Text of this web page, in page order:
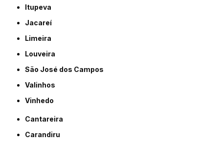
Itupeva
Jacareí
Limeira
Louveira
São José dos Campos
Valinhos
Vinhedo
Cantareira
Carandiru